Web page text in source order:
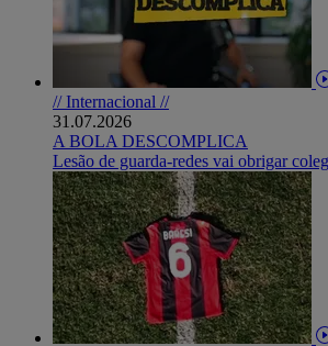
// Internacional //
31.07.2026
A BOLA DESCOMPLICA
Lesão de guarda-redes vai obrigar